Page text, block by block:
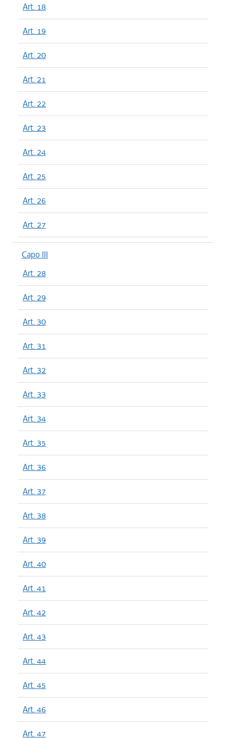
Art. 18
Art. 19
Art. 20
Art. 21
Art. 22
Art. 23
Art. 24
Art. 25
Art. 26
Art. 27
Capo III
Art. 28
Art. 29
Art. 30
Art. 31
Art. 32
Art. 33
Art. 34
Art. 35
Art. 36
Art. 37
Art. 38
Art. 39
Art. 40
Art. 41
Art. 42
Art. 43
Art. 44
Art. 45
Art. 46
Art. 47